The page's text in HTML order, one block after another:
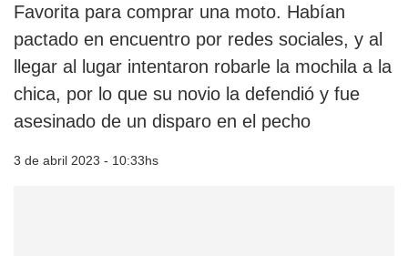
Favorita para comprar una moto. Habían
pactado en encuentro por redes sociales, y al
llegar al lugar intentaron robarle la mochila a la
chica, por lo que su novio la defendió y fue
asesinado de un disparo en el pecho
3 de abril 2023 - 10:33hs